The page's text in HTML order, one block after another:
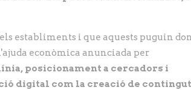
establiments i que aquests puguin
econòmica anunciada per
posicionament a cercadors i
digital com la creació de